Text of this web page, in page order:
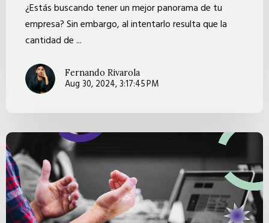
¿Estás buscando tener un mejor panorama de tu
empresa? Sin embargo, al intentarlo resulta que la
cantidad de ...
Fernando Rivarola
Aug 30, 2024, 3:17:45 PM